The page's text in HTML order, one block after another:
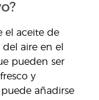
el aceite de
aire en el
pueden ser
y
añadirse